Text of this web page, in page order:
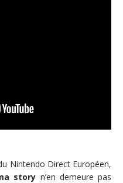
Nintendo Direct Européen,
story n’en demeure pas